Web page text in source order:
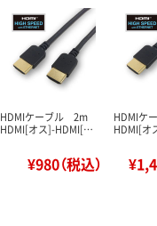
HDMIケーブル 2m
HDMI[オス]-HDMI[…
¥980（税込）
HDMI
HDMI[